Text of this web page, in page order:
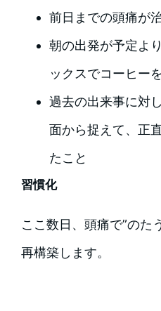
前日までの頭痛が
朝の出発が予定よ
ックスでコーヒー
過去の出来事に対
面から捉えて、正
たこと
習慣化
ここ数日、頭痛で”のた
再構築します。